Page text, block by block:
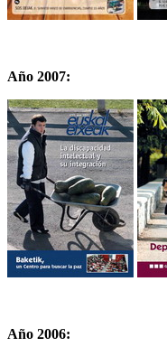
Año 2007:
Año 2006: